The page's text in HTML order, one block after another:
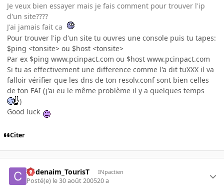
Je veux bien essayer mais je fais comment pour trouver l'ip
d'un site????
J'ai jamais fait ca
Pour trouver l'ip d'un site tu ouvres une console puis tu tapes:
$ping <tonsite> ou $host <tonsite>
Par ex $ping www.pcinpact.com ou $host www.pcinpact.com
Si tu as effectivement une difference comme l'a dit tuXXX il va
falloir vérifier que les dns de ton resolv.conf sont bien celles
de ton FAI (j'ai eu le même problème il y a quelques temps
)
Good luck
Citer
Codenaim_TourisT INpactien
Posté(e) le 30 août 200520 a